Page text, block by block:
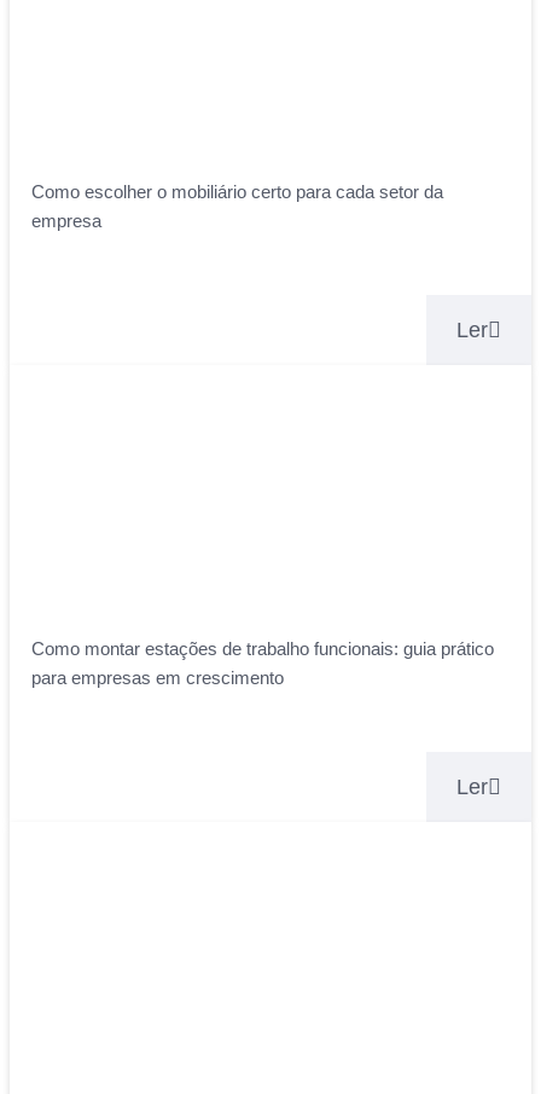
Como escolher o mobiliário certo para cada setor da
empresa
Ler
Como montar estações de trabalho funcionais: guia prático
para empresas em crescimento
Ler